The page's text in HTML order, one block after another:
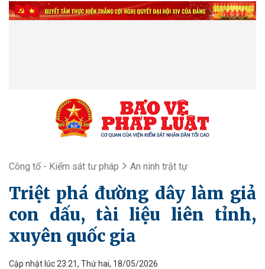
Công tố - Kiểm sát tư pháp An ninh trật tự
Triệt phá đường dây làm giả
con dấu, tài liệu liên tỉnh,
xuyên quốc gia
Cập nhật lúc 23:21, Thứ hai, 18/05/2026